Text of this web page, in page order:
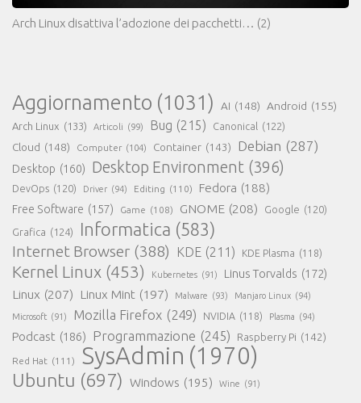
Arch Linux disattiva l’adozione dei pacchetti… (2)
Aggiornamento (1031) AI (148) Android (155)
Arch Linux (133) Articoli (99) Bug (215) Canonical (122)
Cloud (148) Computer (104) Container (143) Debian (287)
Desktop (160) Desktop Environment (396)
DevOps (120) Driver (94) Editing (110) Fedora (188)
Free Software (157) Game (108) GNOME (208) Google (120)
Grafica (124) Informatica (583)
Internet Browser (388) KDE (211) KDE Plasma (118)
Kernel Linux (453) Kubernetes (91) Linus Torvalds (172)
Linux (207) Linux Mint (197) Malware (93) Manjaro Linux (94)
Microsoft (91) Mozilla Firefox (249) NVIDIA (118) Plasma (94)
Podcast (186) Programmazione (245) Raspberry Pi (142)
Red Hat (111) SysAdmin (1970)
Ubuntu (697) Windows (195) Wine (91)